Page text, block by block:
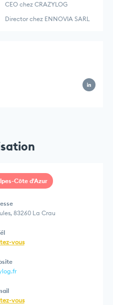
CEO chez CRAZYLOG
Director chez ENNOVIA SARL
Côte d'Azur
83260 La Crau
vous
vous